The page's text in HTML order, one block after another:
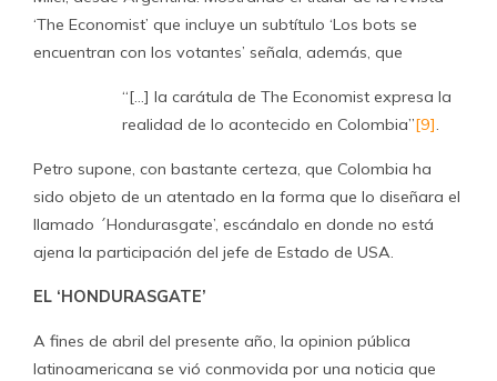
‘The Economist’ que incluye un subtítulo ‘Los bots se
encuentran con los votantes’ señala, además, que
“[…] la carátula de The Economist expresa la
realidad de lo acontecido en Colombia”[9].
Petro supone, con bastante certeza, que Colombia ha
sido objeto de un atentado en la forma que lo diseñara el
llamado ´Hondurasgate’, escándalo en donde no está
ajena la participación del jefe de Estado de USA.
EL ‘HONDURASGATE’
A fines de abril del presente año, la opinion pública
latinoamericana se vió conmovida por una noticia que